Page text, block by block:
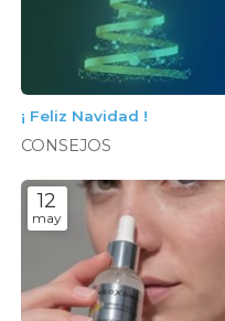
¡ Feliz Navidad !
CONSEJOS
12
may